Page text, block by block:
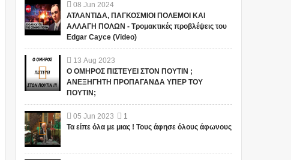
08 Jun 2024
ΑΤΛΑΝΤΙΔΑ, ΠΑΓΚΟΣΜΙΟΙ ΠΟΛΕΜΟΙ ΚΑΙ
ΑΛΛΑΓΗ ΠΟΛΩΝ - Τρομακτικές προβλέψεις του
Edgar Cayce (Video)
13 Aug 2023
Ο ΟΜΗΡΟΣ ΠΙΣΤΕΥΕΙ ΣΤΟΝ ΠΟΥΤΙΝ ;
ΑΝΕΞΗΓΗΤΗ ΠΡΟΠΑΓΑΝΔΑ ΥΠΕΡ ΤΟΥ
ΠΟΥΤΙΝ;
05 Jun 2023
1
Τα είπε όλα με μιας ! Τους άφησε όλους άφωνους